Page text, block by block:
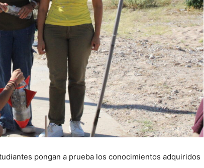
pongan a prueba los conocimientos adquiridos